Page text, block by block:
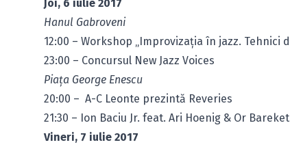
Joi, 6 iulie 2017
Hanul Gabroveni
12:00 – Workshop „Improvizația în jazz. Tehnici
23:00 – Concursul New Jazz Voices
Piaţa George Enescu
20:00 – A-C Leonte prezintă Reveries
21:30 – Ion Baciu Jr. feat. Ari Hoenig & Or Bareket
Vineri, 7 iulie 2017